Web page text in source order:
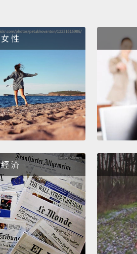
Hydrogen to helium
The energy out's profound
外在能量巨大
Elements rising
元素增加
Core destabilizing
A star is born from the clouds
星星是在星雲中誕生的
In the star glow
在星光中
In the star glow, in the star glow
在星光中、在星光中
女 性
經 濟